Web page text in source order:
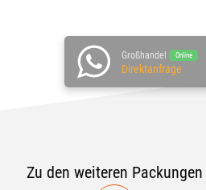
Großhandel Online
Direktanfrage
Zu den weiteren Packungen